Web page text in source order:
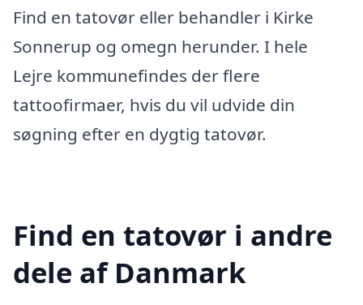
Find en tatovør eller behandler i Kirke
Sonnerup og omegn herunder. I hele
Lejre kommunefindes der flere
tattoofirmaer, hvis du vil udvide din
søgning efter en dygtig tatovør.
Find en tatovør i andre
dele af Danmark